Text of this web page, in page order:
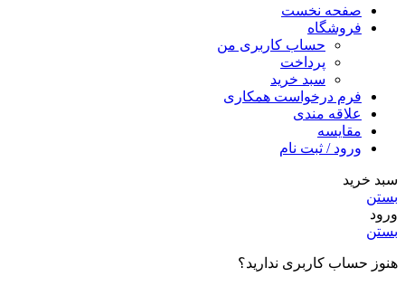
صفحه نخست
فروشگاه
حساب کاربری من
پرداخت
سبد خرید
فرم درخواست همکاری
علاقه مندی
مقایسه
ورود / ثبت نام
سبد خرید
بستن
ورود
بستن
هنوز حساب کاربری ندارید؟